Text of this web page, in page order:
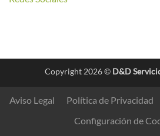
Copyright 2026 © D&D
Aviso Legal Política de Privacidad
Configuración de